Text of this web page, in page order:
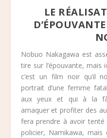
LE
Nobuo Nakagawa est
tire sur l’épouvante, mais
c’est un film noir qu’il
portrait d’une femme
aux yeux et qui à la
arnaquer et profiter des
fera prendre à avoir
policier, Namikawa,